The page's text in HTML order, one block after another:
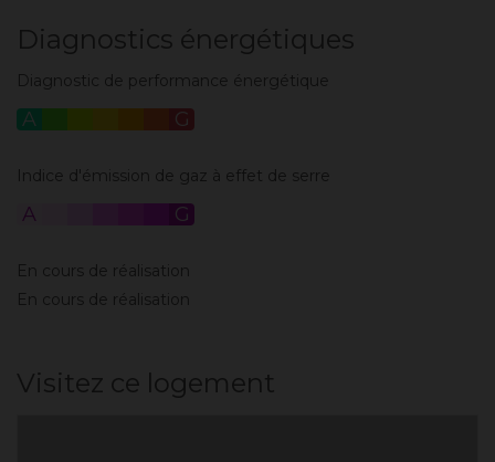
Diagnostics énergétiques
Diagnostic de performance énergétique
A G
Indice d'émission de gaz à effet de serre
A G
En cours de réalisation
En cours de réalisation
Visitez ce logement